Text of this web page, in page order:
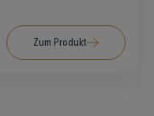
Zum Produkt